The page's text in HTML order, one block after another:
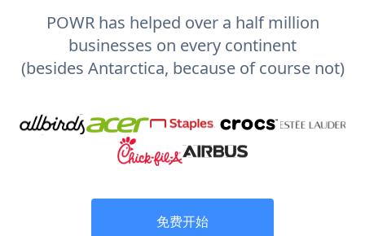
POWR has helped over a half million
businesses on every continent
(besides Antarctica, because of course not)
免费开始